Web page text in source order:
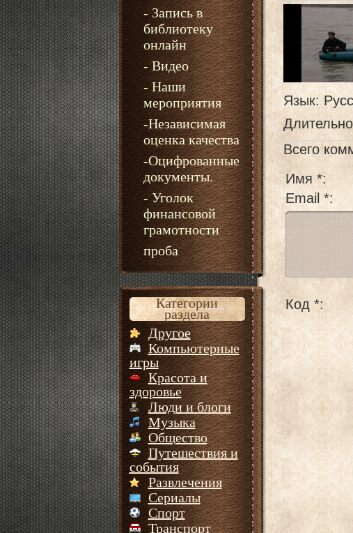
- Запись в
библиотеку
онлайн
- Видео
- Наши
мероприятия
-Независимая
оценка качества
-Оцифрованные
документы.
- Уголок
финансовой
грамотности
проба
Категории
раздела
Другое
Компьютерные
игры
Красота и
здоровье
Люди и блоги
Музыка
Общество
Путешествия и
события
Развлечения
Сериалы
Спорт
Транспорт
Язык:
Всего
Имя *:
Email *:
Код *: